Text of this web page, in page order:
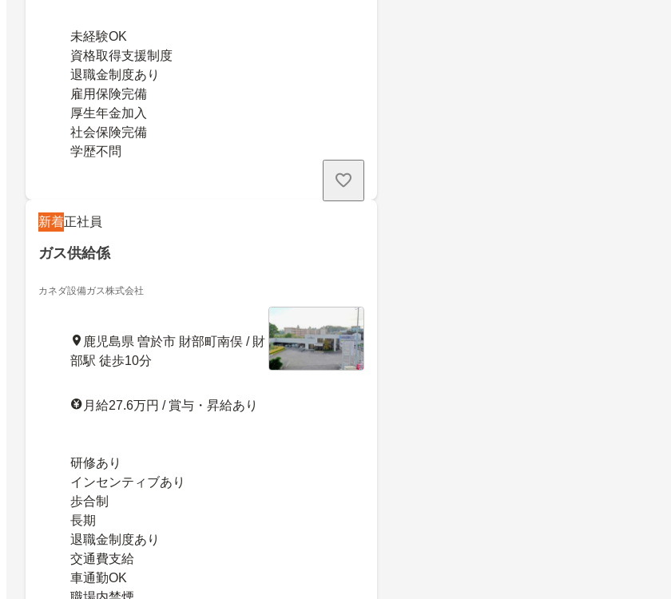
未経験OK
資格取得支援制度
退職金制度あり
雇用保険完備
厚生年金加入
社会保険完備
学歴不問
新着正社員
ガス供給係
カネダ設備ガス株式会社
鹿児島県 曽於市 財部町南俣 / 財
部駅 徒歩10分
月給27.6万円 / 賞与・昇給あり
研修あり
インセンティブあり
歩合制
長期
退職金制度あり
交通費支給
車通勤OK